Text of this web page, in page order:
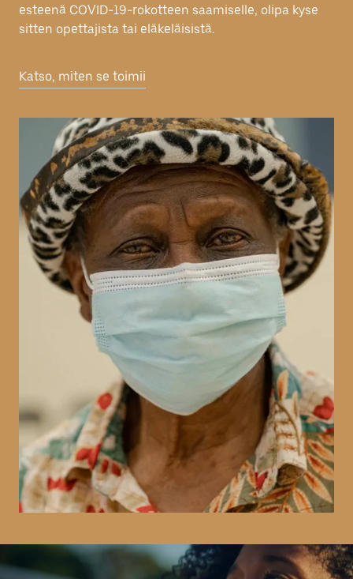
esteenä COVID-19-rokotteen saamiselle, olipa kyse
sitten opettajista tai eläkeläisistä.
Katso, miten se toimii